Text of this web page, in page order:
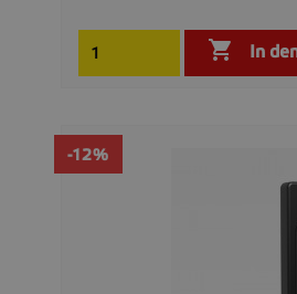
 In
-12%